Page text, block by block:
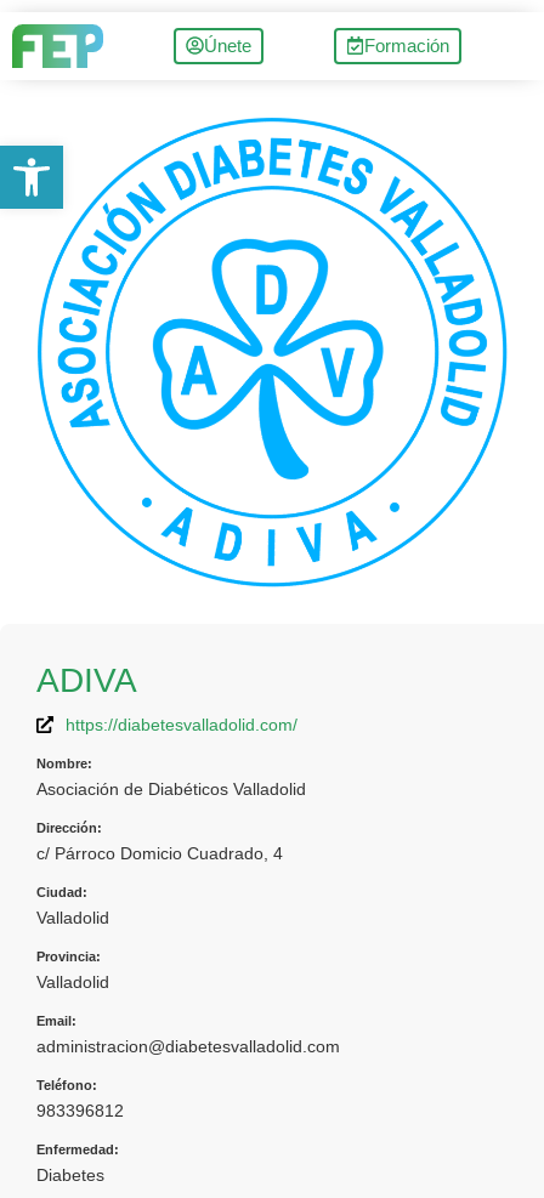
Únete Formación
ADIVA
https://diabetesvalladolid.com/
Nombre:
Asociación de Diabéticos Valladolid
Dirección:
c/ Párroco Domicio Cuadrado, 4
Ciudad:
Valladolid
Provincia:
Valladolid
Email:
administracion@diabetesvalladolid.com
Teléfono:
983396812
Enfermedad:
Diabetes
Abrir barra de herramientas